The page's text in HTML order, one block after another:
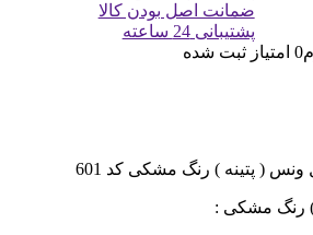
ضمانت اصل بودن کالا
پشتیبانی 24 ساعته
0 امتیاز ثبت شده
( پتینه ) رنگ مشکی کد 601
) رنگ مشکی :